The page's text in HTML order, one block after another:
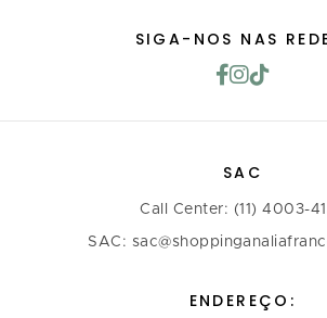
SIGA-NOS NAS
SAC
Call Center: (11) 4003-
SAC:
ENDEREÇO: